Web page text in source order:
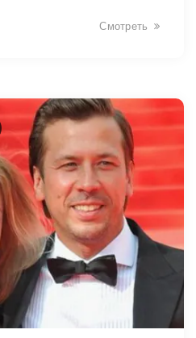
Смотреть